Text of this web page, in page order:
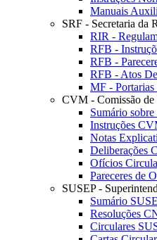
Manuais
SRF - Secretaria da
RIR -
RFB -
RFB -
RFB - Atos
MF - Portarias
CVM - Comissão
Sumário
Instruções
Notas
Deliberações
Ofícios
Pareceres de
SUSEP -
Sumário
Resoluções
Circulares